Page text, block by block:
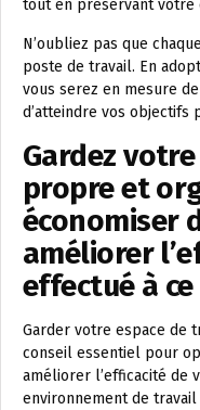
tout en préservant votre
N’oubliez pas que
poste de travail. En
vous serez en mesure
d’atteindre vos objectifs
Gardez
propre et
économiser
améliorer
effectué à
Garder votre espace de
conseil essentiel pour
améliorer l’efficacité de
environnement de